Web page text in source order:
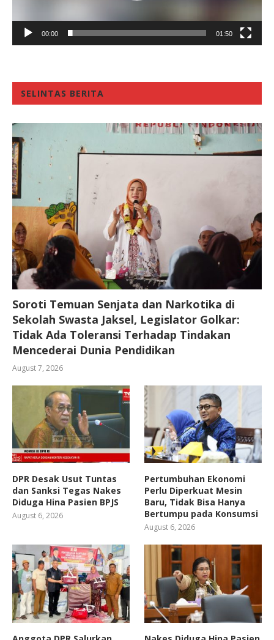
00:00 01:50
SELINTAS BERITA
Soroti Temuan Senjata dan Narkotika di
Sekolah Swasta Jaksel, Legislator Golkar:
Tidak Ada Toleransi Terhadap Tindakan
Mencederai Dunia Pendidikan
August 7, 2026
DPR Desak Usut Tuntas
dan Sanksi Tegas Nakes
Diduga Hina Pasien BPJS
August 6, 2026
Pertumbuhan Ekonomi
Perlu Diperkuat Mesin
Baru, Tidak Bisa Hanya
Bertumpu pada Konsumsi
August 6, 2026